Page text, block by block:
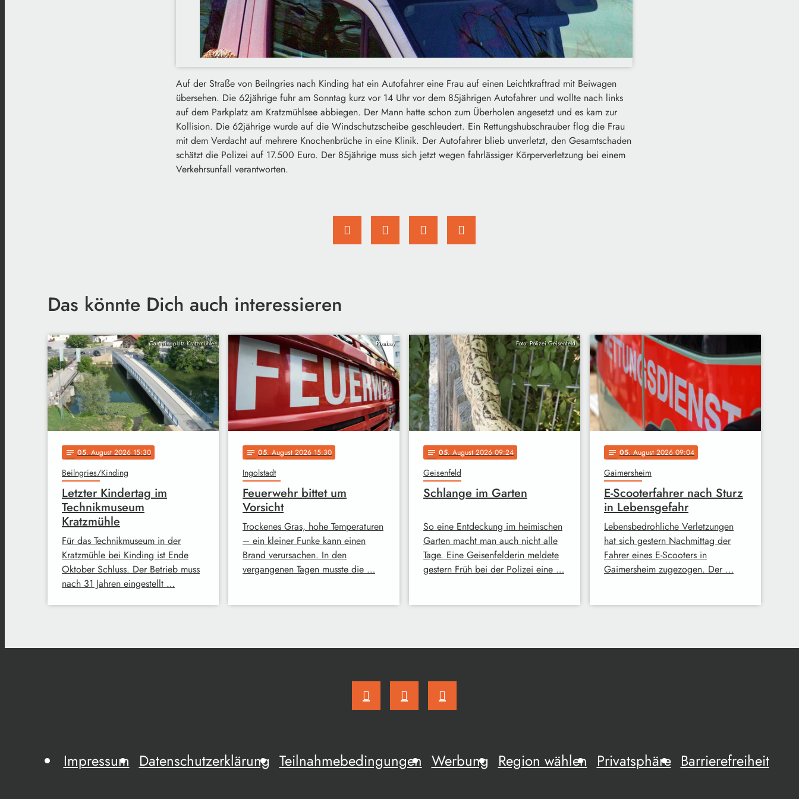
Auf der Straße von Beilngries nach Kinding hat ein Autofahrer eine Frau auf einen Leichtkraftrad mit Beiwagen
übersehen. Die 62jährige fuhr am Sonntag kurz vor 14 Uhr vor dem 85jährigen Autofahrer und wollte nach links
auf dem Parkplatz am Kratzmühlsee abbiegen. Der Mann hatte schon zum Überholen angesetzt und es kam zur
Kollision. Die 62jährige wurde auf die Windschutzscheibe geschleudert. Ein Rettungshubschrauber flog die Frau
mit dem Verdacht auf mehrere Knochenbrüche in eine Klinik. Der Autofahrer blieb unverletzt, den Gesamtschaden
schätzt die Polizei auf 17.500 Euro. Der 85jährige muss sich jetzt wegen fahrlässiger Körperverletzung bei einem
Verkehrsunfall verantworten.
Das könnte Dich auch interessieren
Campingplatz Kratzmühle
notes 05. August 2026 15:30
Beilngries/Kinding
Letzter Kindertag im
Technikmuseum
Kratzmühle
Für das Technikmuseum in der
Kratzmühle bei Kinding ist Ende
Oktober Schluss. Der Betrieb muss
nach 31 Jahren eingestellt …
Pixabay
notes 05. August 2026 15:30
Ingolstadt
Feuerwehr bittet um
Vorsicht
Trockenes Gras, hohe Temperaturen
– ein kleiner Funke kann einen
Brand verursachen. In den
vergangenen Tagen musste die …
Foto: Polizei Geisenfeld
notes 05. August 2026 09:24
Geisenfeld
Schlange im Garten
So eine Entdeckung im heimischen
Garten macht man auch nicht alle
Tage. Eine Geisenfelderin meldete
gestern Früh bei der Polizei eine …
notes 05. August 2026 09:04
Gaimersheim
E-Scooterfahrer nach Sturz
in Lebensgefahr
Lebensbedrohliche Verletzungen
hat sich gestern Nachmittag der
Fahrer eines E-Scooters in
Gaimersheim zugezogen. Der …
Impressum Datenschutzerklärung Teilnahmebedingungen Werbung Region wählen Privatsphäre Barrierefreiheit